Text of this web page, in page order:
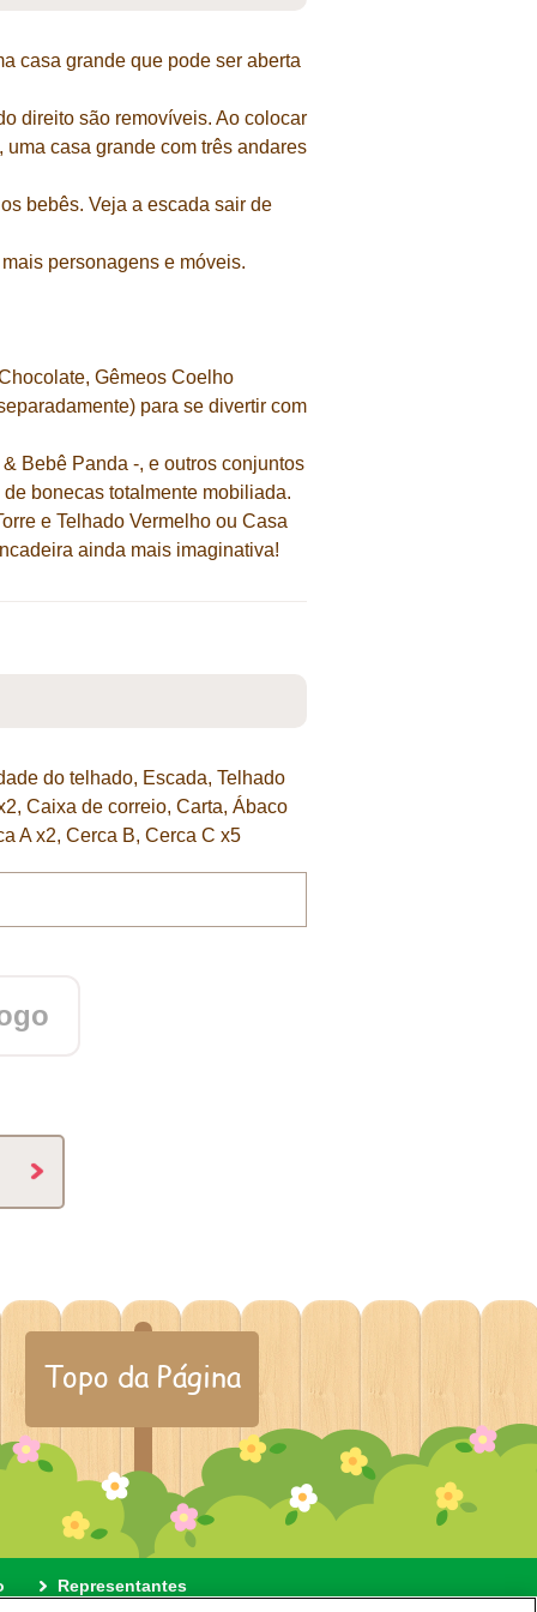
casa grande que pode ser aberta
direito são removíveis. Ao colocar
casa grande com três andares
bebês. Veja a escada sair de
personagens e móveis.
Gêmeos Coelho
para se divertir com
Bebê Panda -, e outros conjuntos
bonecas totalmente mobiliada.
e Telhado Vermelho ou Casa
ainda mais imaginativa!
do telhado, Escada, Telhado
Caixa de correio, Carta, Ábaco
A x2, Cerca B, Cerca C x5
Topo da Página
Representantes